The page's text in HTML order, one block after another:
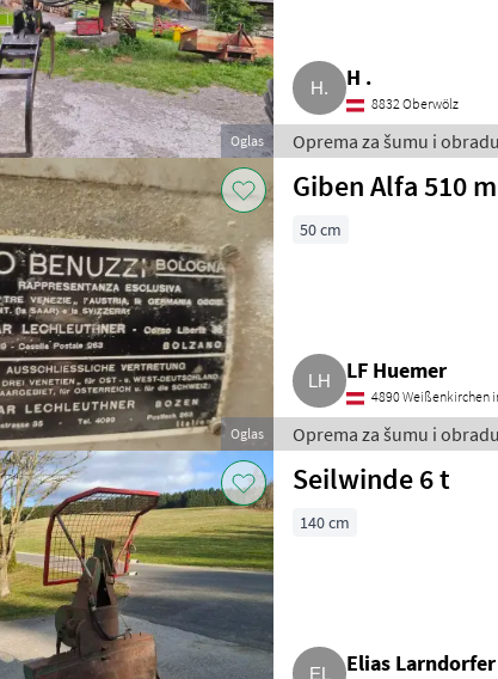
Oglas
H .
8832 Oberwölz
Oprema za šumu i
Oglas
Giben Alfa 510
50 cm
LF Huemer
4890 Weißenkirchen
Oprema za šumu i
Seilwinde 6 t
140 cm
Elias Larndorfer